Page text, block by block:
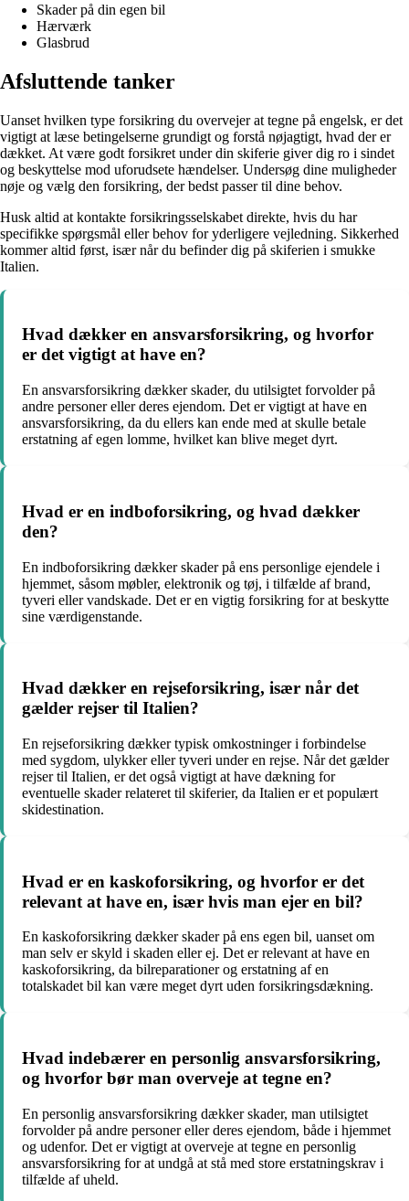
Skader på din egen bil
Hærværk
Glasbrud
Afsluttende tanker
Uanset hvilken type forsikring du overvejer at tegne på engelsk, er det
vigtigt at læse betingelserne grundigt og forstå nøjagtigt, hvad der er
dækket. At være godt forsikret under din skiferie giver dig ro i sindet
og beskyttelse mod uforudsete hændelser. Undersøg dine muligheder
nøje og vælg den forsikring, der bedst passer til dine behov.
Husk altid at kontakte forsikringsselskabet direkte, hvis du har
specifikke spørgsmål eller behov for yderligere vejledning. Sikkerhed
kommer altid først, især når du befinder dig på skiferien i smukke
Italien.
Hvad dækker en ansvarsforsikring, og hvorfor
er det vigtigt at have en?
En ansvarsforsikring dækker skader, du utilsigtet forvolder på
andre personer eller deres ejendom. Det er vigtigt at have en
ansvarsforsikring, da du ellers kan ende med at skulle betale
erstatning af egen lomme, hvilket kan blive meget dyrt.
Hvad er en indboforsikring, og hvad dækker
den?
En indboforsikring dækker skader på ens personlige ejendele i
hjemmet, såsom møbler, elektronik og tøj, i tilfælde af brand,
tyveri eller vandskade. Det er en vigtig forsikring for at beskytte
sine værdigenstande.
Hvad dækker en rejseforsikring, især når det
gælder rejser til Italien?
En rejseforsikring dækker typisk omkostninger i forbindelse
med sygdom, ulykker eller tyveri under en rejse. Når det gælder
rejser til Italien, er det også vigtigt at have dækning for
eventuelle skader relateret til skiferier, da Italien er et populært
skidestination.
Hvad er en kaskoforsikring, og hvorfor er det
relevant at have en, især hvis man ejer en bil?
En kaskoforsikring dækker skader på ens egen bil, uanset om
man selv er skyld i skaden eller ej. Det er relevant at have en
kaskoforsikring, da bilreparationer og erstatning af en
totalskadet bil kan være meget dyrt uden forsikringsdækning.
Hvad indebærer en personlig ansvarsforsikring,
og hvorfor bør man overveje at tegne en?
En personlig ansvarsforsikring dækker skader, man utilsigtet
forvolder på andre personer eller deres ejendom, både i hjemmet
og udenfor. Det er vigtigt at overveje at tegne en personlig
ansvarsforsikring for at undgå at stå med store erstatningskrav i
tilfælde af uheld.